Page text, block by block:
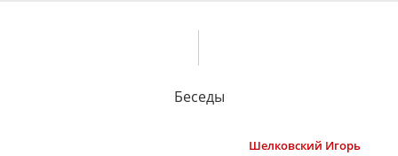
Беседы
Шелковский Игорь